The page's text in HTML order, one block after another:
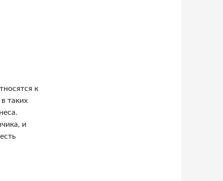
к
таких
и